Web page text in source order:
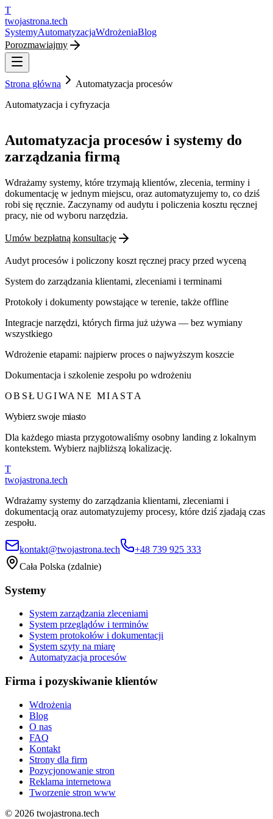
T
twojastrona.tech
SystemyAutomatyzacjaWdrożeniaBlog
Porozmawiajmy
Strona główna
Automatyzacja procesów
Automatyzacja i cyfryzacja
Automatyzacja procesów i systemy do
zarządzania firmą
Wdrażamy systemy, które trzymają klientów, zlecenia, terminy i
dokumentację w jednym miejscu, oraz automatyzujemy to, co dziś
robi się ręcznie. Zaczynamy od audytu i policzenia kosztu ręcznej
pracy, nie od wyboru narzędzia.
Umów bezpłatną konsultację
Audyt procesów i policzony koszt ręcznej pracy przed wyceną
System do zarządzania klientami, zleceniami i terminami
Protokoły i dokumenty powstające w terenie, także offline
Integracje narzędzi, których firma już używa — bez wymiany
wszystkiego
Wdrożenie etapami: najpierw proces o najwyższym koszcie
Dokumentacja i szkolenie zespołu po wdrożeniu
OBSŁUGIWANE MIASTA
Wybierz swoje miasto
Dla każdego miasta przygotowaliśmy osobny landing z lokalnym
kontekstem. Wybierz najbliższą lokalizację.
T
twojastrona.tech
Wdrażamy systemy do zarządzania klientami, zleceniami i
dokumentacją oraz automatyzujemy procesy, które dziś zjadają czas
zespołu.
kontakt@twojastrona.tech
+48 739 925 333
Cała Polska (zdalnie)
Systemy
System zarządzania zleceniami
System przeglądów i terminów
System protokołów i dokumentacji
System szyty na miarę
Automatyzacja procesów
Firma i pozyskiwanie klientów
Wdrożenia
Blog
O nas
FAQ
Kontakt
Strony dla firm
Pozycjonowanie stron
Reklama internetowa
Tworzenie stron www
© 2026 twojastrona.tech